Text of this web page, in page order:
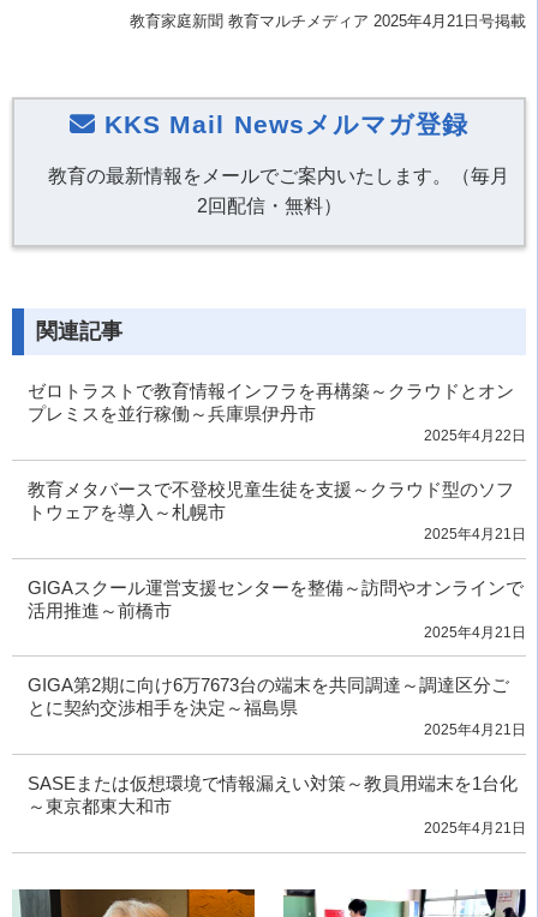
教育家庭新聞 教育マルチメディア 2025年4月21日号掲載
KKS Mail Newsメルマガ登録
教育の最新情報をメールでご案内いたします。（毎月
2回配信・無料）
関連記事
ゼロトラストで教育情報インフラを再構築～クラウドとオン
プレミスを並行稼働～兵庫県伊丹市
2025年4月22日
教育メタバースで不登校児童生徒を支援～クラウド型のソフ
トウェアを導入～札幌市
2025年4月21日
GIGAスクール運営支援センターを整備～訪問やオンラインで
活用推進～前橋市
2025年4月21日
GIGA第2期に向け6万7673台の端末を共同調達～調達区分ご
とに契約交渉相手を決定～福島県
2025年4月21日
SASEまたは仮想環境で情報漏えい対策～教員用端末を1台化
～東京都東大和市
2025年4月21日